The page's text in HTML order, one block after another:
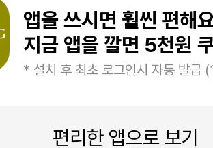
앱을 쓰시면 훨씬 편해
지금 앱을 깔면 5천원
* 설치 후 최초 로그인시 자동 발급
편리한 앱으로 보기